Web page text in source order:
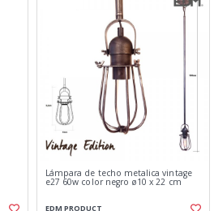
Lámpara de techo metalica vintage
e27 60w color negro ø10 x 22 cm
EDM PRODUCT